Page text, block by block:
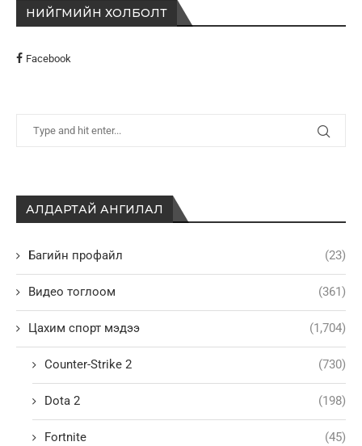
НИЙГМИЙН ХОЛБОЛТ
Facebook
АЛДАРТАЙ АНГИЛАЛ
Багийн профайл (23)
Видео тоглоом (361)
Цахим спорт мэдээ (1,704)
Counter-Strike 2 (730)
Dota 2 (198)
Fortnite (45)